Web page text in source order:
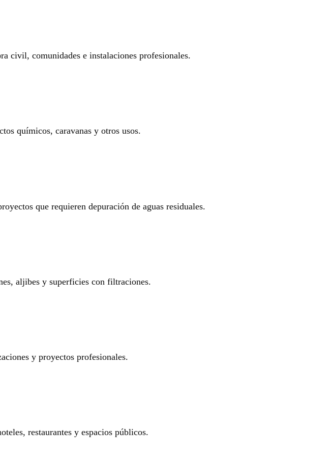
civil, comunidades e instalaciones profesionales.
químicos, caravanas y otros usos.
que requieren depuración de aguas residuales.
aljibes y superficies con filtraciones.
y proyectos profesionales.
restaurantes y espacios públicos.